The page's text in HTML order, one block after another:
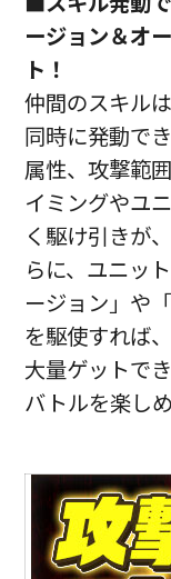
ージョン＆オ
ト！
仲間のスキル
同時に発動で
属性、攻撃範
イミングやユ
く駆け引きが
らに、ユニッ
ージョン」や
を駆使すれば
大量ゲットで
バトルを楽しめ